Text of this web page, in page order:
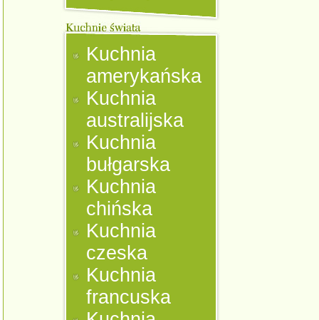
Kuchnia
amerykańska
Kuchnia
australijska
Kuchnia
bułgarska
Kuchnia
chińska
Kuchnia
czeska
Kuchnia
francuska